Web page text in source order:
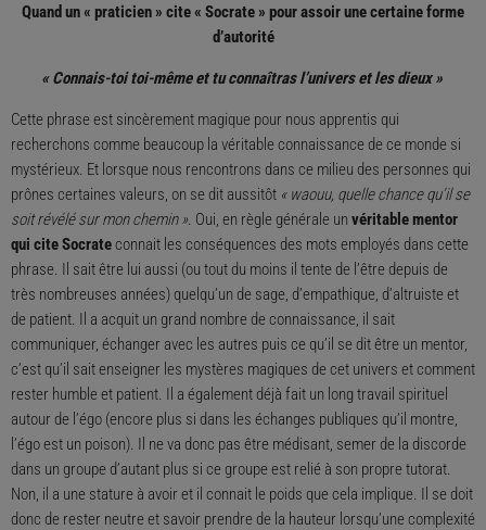
Quand un « praticien » cite « Socrate » pour assoir une certaine forme
d’autorité
« Connais-toi toi-même et tu connaîtras l’univers et les dieux »
Cette phrase est sincèrement magique pour nous apprentis qui
recherchons comme beaucoup la véritable connaissance de ce monde si
mystérieux. Et lorsque nous rencontrons dans ce milieu des personnes qui
prônes certaines valeurs, on se dit aussitôt « waouu, quelle chance qu’il se
soit révélé sur mon chemin ». Oui, en règle générale un véritable mentor
qui cite Socrateconnait les conséquences des mots employés dans cette
phrase. Il sait être lui aussi (ou tout du moins il tente de l’être depuis de
très nombreuses années) quelqu’un de sage, d’empathique, d’altruiste et
de patient. Il a acquit un grand nombre de connaissance, il sait
communiquer, échanger avec les autres puis ce qu’il se dit être un mentor,
c’est qu’il sait enseigner les mystères magiques de cet univers et comment
rester humble et patient. Il a également déjà fait un long travail spirituel
autour de l’égo (encore plus si dans les échanges publiques qu’il montre,
l’égo est un poison). Il ne va donc pas être médisant, semer de la discorde
dans un groupe d’autant plus si ce groupe est relié à son propre tutorat.
Non, il a une stature à avoir et il connait le poids que cela implique. Il se doit
donc de rester neutre et savoir prendre de la hauteur lorsqu’une complexité